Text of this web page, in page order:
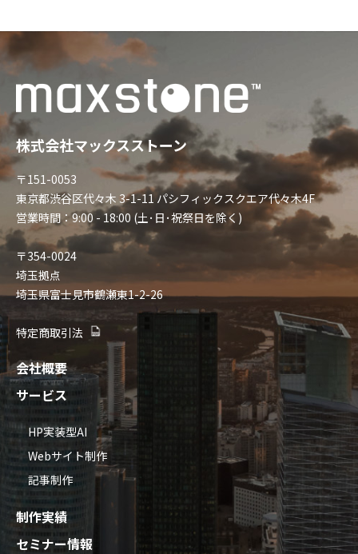
株式会社マックスストーン
〒151-0053
東京都渋谷区代々木 3-1-11 パシフィックスクエア代々木4F
営業時間：9:00 - 18:00 (土･日･祝祭日を除く)
〒354-0024
埼玉拠点
埼玉県富士見市鶴瀬東1-2-26
特定商取引法
会社概要
サービス
HP実装型AI
Webサイト制作
記事制作
制作実績
セミナー情報